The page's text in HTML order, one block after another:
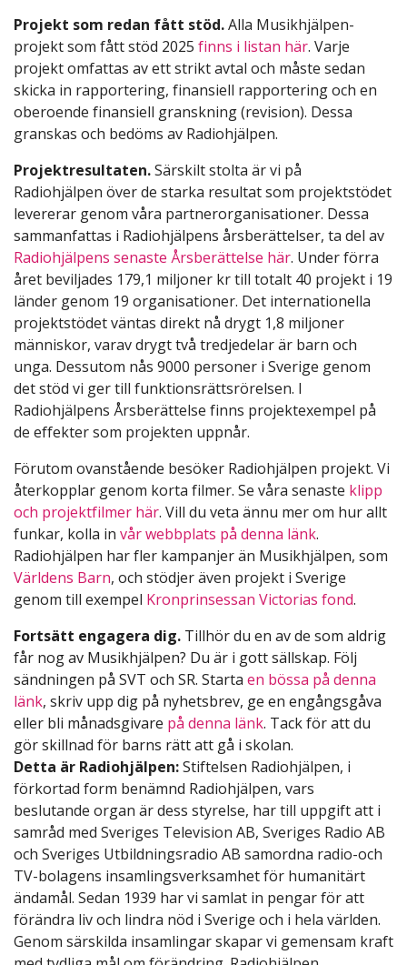
Projekt som redan fått stöd.Alla Musikhjälpen-
projekt som fått stöd 2025 finns i listan här. Varje
projekt omfattas av ett strikt avtal och måste sedan
skicka in rapportering, finansiell rapportering och en
oberoende finansiell granskning (revision). Dessa
granskas och bedöms av Radiohjälpen.
Projektresultaten.Särskilt stolta är vi på
Radiohjälpen över de starka resultat som projektstödet
levererar genom våra partnerorganisationer. Dessa
sammanfattas i Radiohjälpens årsberättelser, ta del av
Radiohjälpens senaste Årsberättelse här. Under förra
året beviljades 179,1 miljoner kr till totalt 40 projekt i 19
länder genom 19 organisationer. Det internationella
projektstödet väntas direkt nå drygt 1,8 miljoner
människor, varav drygt två tredjedelar är barn och
unga. Dessutom nås 9000 personer i Sverige genom
det stöd vi ger till funktionsrättsrörelsen. I
Radiohjälpens Årsberättelse finns projektexempel på
de effekter som projekten uppnår.
Förutom ovanstående besöker Radiohjälpen projekt. Vi
återkopplar genom korta filmer. Se våra senaste klipp
och projektfilmer här. Vill du veta ännu mer om hur allt
funkar, kolla in vår webbplats på denna länk.
Radiohjälpen har fler kampanjer än Musikhjälpen, som
Världens Barn, och stödjer även projekt i Sverige
genom till exempel Kronprinsessan Victorias fond.
Fortsätt engagera dig. Tillhör du en av de som aldrig
får nog av Musikhjälpen? Du är i gott sällskap. Följ
sändningen på SVT och SR. Starta en bössa på denna
länk, skriv upp dig på nyhetsbrev, ge en engångsgåva
eller bli månadsgivare på denna länk. Tack för att du
gör skillnad för barns rätt att gå i skolan.
Detta är Radiohjälpen:Stiftelsen Radiohjälpen, i
förkortad form benämnd Radiohjälpen, vars
beslutande organ är dess styrelse, har till uppgift att i
samråd med Sveriges Television AB, Sveriges Radio AB
och Sveriges Utbildningsradio AB samordna radio-och
TV-bolagens insamlingsverksamhet för humanitärt
ändamål. Sedan 1939 har vi samlat in pengar för att
förändra liv och lindra nöd i Sverige och i hela världen.
Genom särskilda insamlingar skapar vi gemensam kraft